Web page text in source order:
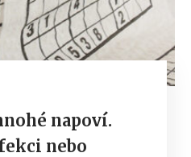
napoví.
nebo